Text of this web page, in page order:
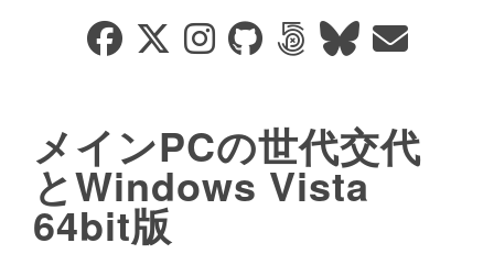
メインPCの世代交代
とWindows Vista
64bit版